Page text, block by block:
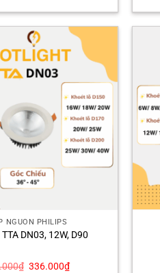
là:
tại
329.000₫.
NGUỒN PHILIPS
DN03, 12W, D90
₫ Giá
336.000₫Giá